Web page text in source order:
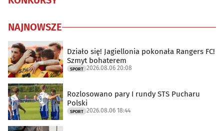
NAJNOWSZE
Działo się! Jagiellonia pokonała Rangers FC!
Szmyt bohaterem
SPORT 2026.08.06 20:08
Rozlosowano pary I rundy STS Pucharu
Polski
SPORT 2026.08.06 18:44